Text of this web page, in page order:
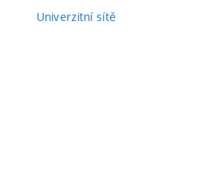
Univerzitní sítě